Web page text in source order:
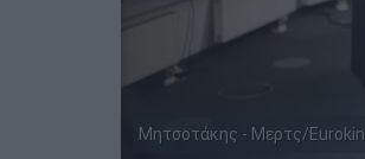
Μητσοτάκης - Μερτς/